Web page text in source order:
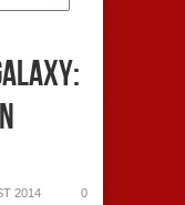
2014
0